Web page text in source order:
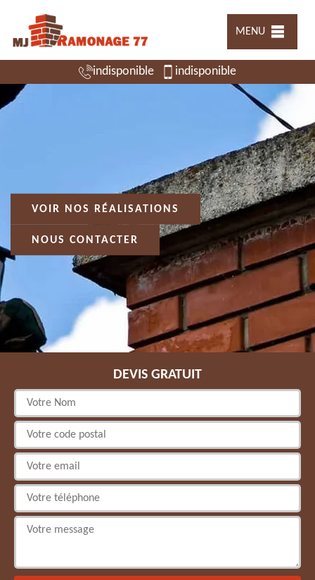
MENU
indisponible indisponible
VOIR NOS RÉALISATIONS
NOUS CONTACTER
DEVIS GRATUIT